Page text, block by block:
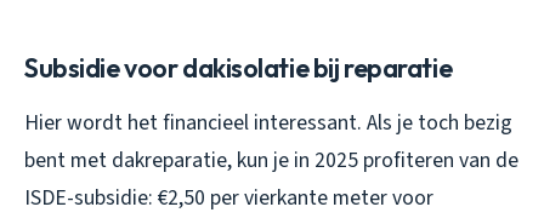
Subsidie voor dakisolatie bij reparatie
Hier wordt het financieel interessant. Als je toch bezig
bent met dakreparatie, kun je in 2025 profiteren van de
ISDE-subsidie: €2,50 per vierkante meter voor